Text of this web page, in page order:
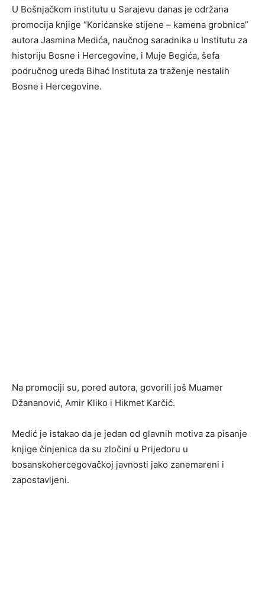
U Bošnjačkom institutu u Sarajevu danas je održana
promocija knjige “Korićanske stijene – kamena grobnica”
autora Jasmina Medića, naučnog saradnika u Institutu za
historiju Bosne i Hercegovine, i Muje Begića, šefa
područnog ureda Bihać Instituta za traženje nestalih
Bosne i Hercegovine.
Na promociji su, pored autora, govorili još Muamer
Džananović, Amir Kliko i Hikmet Karčić.
Medić je istakao da je jedan od glavnih motiva za pisanje
knjige činjenica da su zločini u Prijedoru u
bosanskohercegovačkoj javnosti jako zanemareni i
zapostavljeni.